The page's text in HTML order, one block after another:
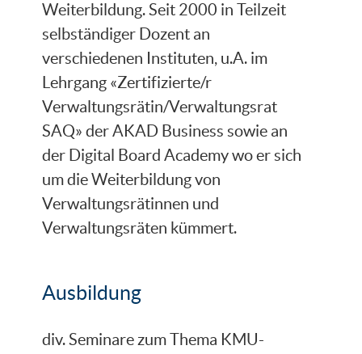
Weiterbildung. Seit 2000 in Teilzeit
selbständiger Dozent an
verschiedenen Instituten, u.A. im
Lehrgang «Zertifizierte/r
Verwaltungsrätin/Verwaltungsrat
SAQ» der AKAD Business sowie an
der Digital Board Academy wo er sich
um die Weiterbildung von
Verwaltungsrätinnen und
Verwaltungsräten kümmert.
Ausbildung
div. Seminare zum Thema KMU-